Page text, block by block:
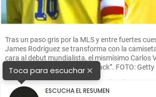
Tras un paso gris por la MLS y entre fuertes
James Rodríguez se transforma con la
cara al debut mundialista, el mismísimo Carlos
ilusión de un país: “Volvió el crack”. FOTO: Getty
Toca para escuchar×
ESCUCHA EL RESUMEN